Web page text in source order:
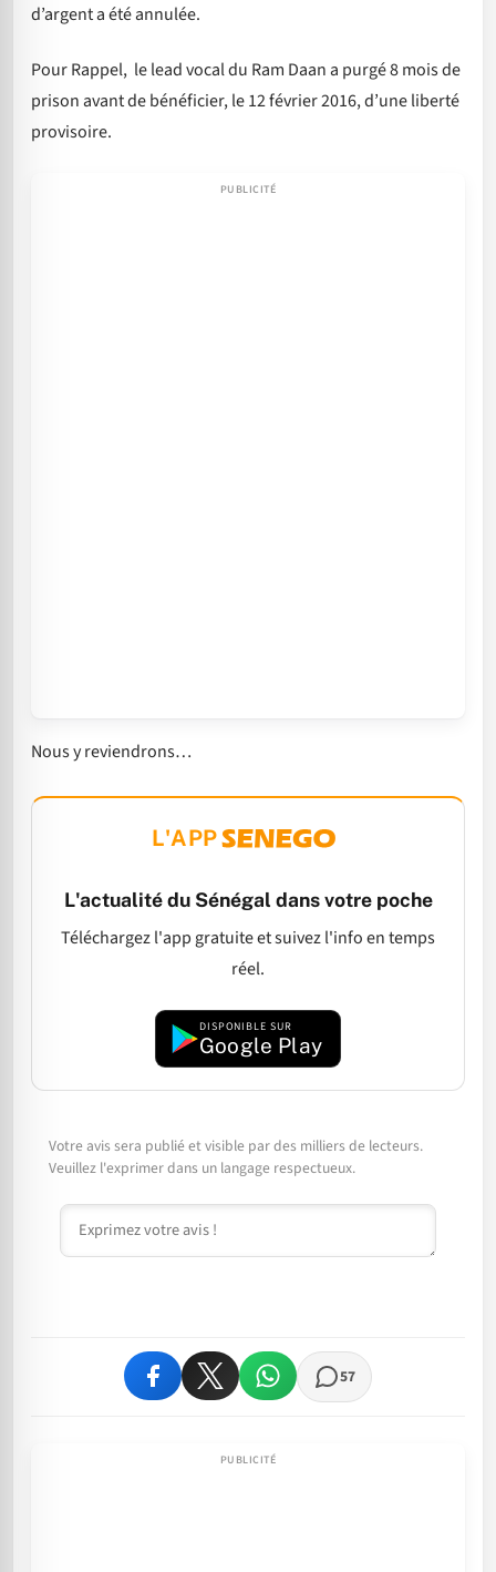
d’argent a été annulée.
Pour Rappel, le lead vocal du Ram Daan a purgé 8 mois de
prison avant de bénéficier, le 12 février 2016, d’une liberté
provisoire.
Nous y reviendrons…
L'APP
L'actualité du Sénégal dans votre poche
Téléchargez l'app gratuite et suivez l'info en temps
réel.
DISPONIBLE SUR
Google Play
Votre avis sera publié et visible par des milliers de lecteurs.
Veuillez l'exprimer dans un langage respectueux.
Commentaire
57